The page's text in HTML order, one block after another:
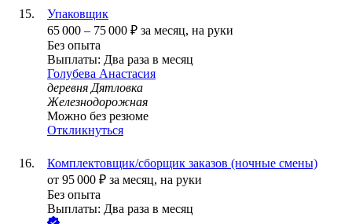
Упаковщик
65 000 – 75 000 ₽ за месяц, на руки
Без опыта
Выплаты: Два раза в месяц
Голубева Анастасия
деревня Дятловка
Железнодорожная
Можно без резюме
Откликнуться
Комплектовщик/сборщик заказов (ночные смены)
от 95 000 ₽ за месяц, на руки
Без опыта
Выплаты: Два раза в месяц